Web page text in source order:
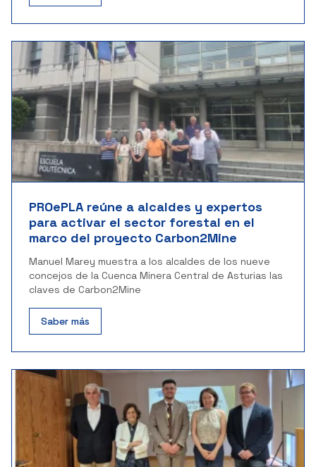
PROePLA reúne a alcaldes y expertos
para activar el sector forestal en el
marco del proyecto Carbon2Mine
Manuel Marey muestra a los alcaldes de los nueve
concejos de la Cuenca Minera Central de Asturias las
claves de Carbon2Mine
Saber más